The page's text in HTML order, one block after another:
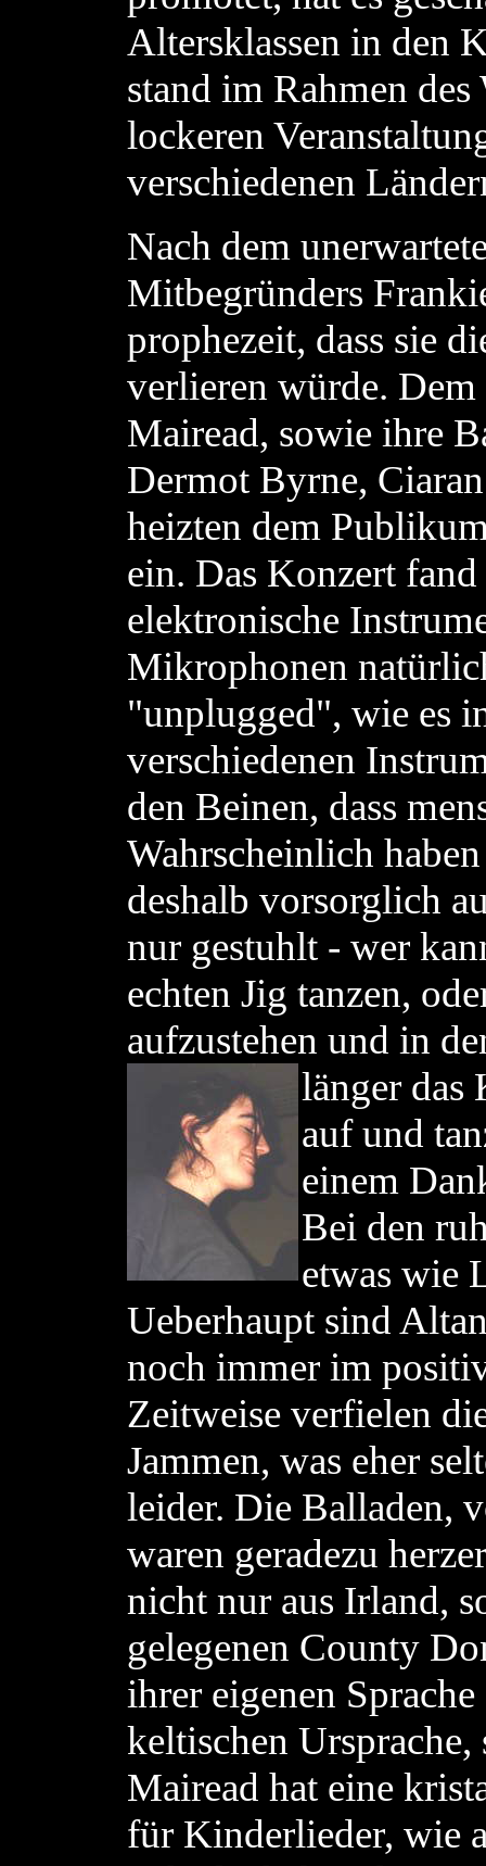
Altersklassen in den
stand im Rahmen
lockeren
verschiedenen
Nach dem
Mitbegründers
prophezeit, dass sie
verlieren würde.
Mairead, sowie ihre
Dermot Byrne,
heizten dem
ein. Das Konzert
elektronische
Mikrophonen
"unplugged", wie es
verschiedenen
den Beinen, dass
Wahrscheinlich
deshalb vorsorglich
nur gestuhlt - wer
echten Jig tanzen,
aufzustehen und in
länger das
auf und
einem
Bei den
etwas wie
Ueberhaupt sind
noch immer im
Zeitweise verfielen
Jammen, was eher
leider. Die Balladen,
waren geradezu
nicht nur aus Irland,
gelegenen County
ihrer eigenen
keltischen
Mairead hat eine
für Kinderlieder, wie